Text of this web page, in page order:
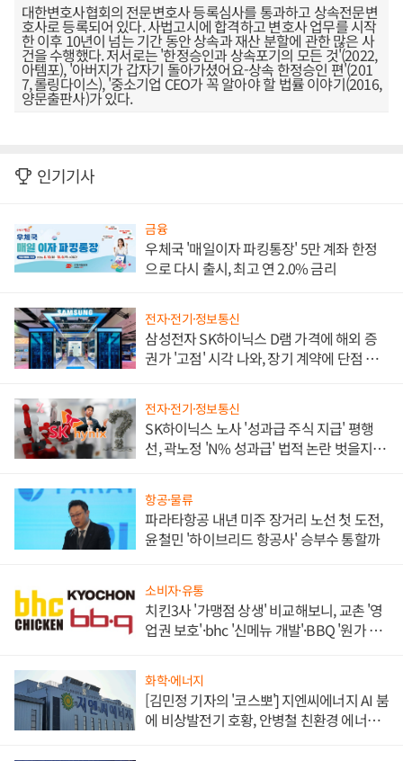
대한변호사협회의 전문변호사 등록심사를 통과하고 상속전문변
호사로 등록되어 있다. 사법고시에 합격하고 변호사 업무를 시작
한 이후 10년이 넘는 기간 동안 상속과 재산 분할에 관한 많은 사
건을 수행했다. 저서로는 '한정승인과 상속포기의 모든 것'(2022,
아템포), '아버지가 갑자기 돌아가셨어요-상속 한정승인 편'(201
7, 롤링다이스), '중소기업 CEO가 꼭 알아야 할 법률 이야기(2016,
양문출판사)가 있다.
인기기사
금융
우체국 '매일이자 파킹통장' 5만 계좌 한정
으로 다시 출시, 최고 연 2.0% 금리
전자·전기·정보통신
삼성전자 SK하이닉스 D램 가격에 해외 증
권가 '고점' 시각 나와, 장기 계약에 단점 부
전자·전기·정보통신
SK하이닉스 노사 '성과급 주식 지급' 평행
선, 곽노정 'N% 성과급' 법적 논란 벗을지 주
항공·물류
파라타항공 내년 미주 장거리 노선 첫 도전,
윤철민 '하이브리드 항공사' 승부수 통할까
소비자·유통
치킨3사 '가맹점 상생' 비교해보니, 교촌 '영
업권 보호'·bhc '신메뉴 개발'·BBQ '원가 부
화학·에너지
[김민정 기자의 '코스뽀'] 지엔씨에너지 AI 붐
에 비상발전기 호황, 안병철 친환경 에너지